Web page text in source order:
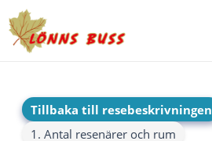
Tillbaka till resebeskrivningen
1. Antal resenärer och rum